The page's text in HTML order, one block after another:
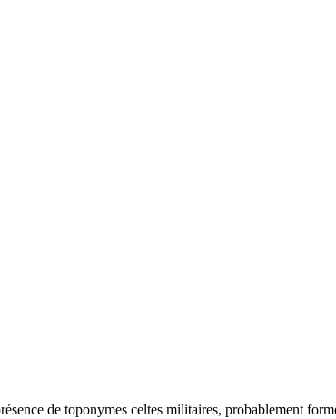
de toponymes celtes militaires, probablement